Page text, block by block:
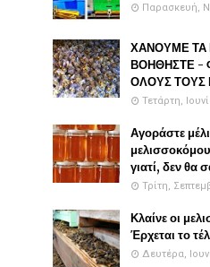
Παρασκευή,
ΧΑΝΟΥΜΕ ΤΑ
ΒΟΗΘΗΣΤΕ -
ΟΛΟΥΣ ΤΟΥΣ
Τετάρτη,
Αγοράστε
γιατί, δεν θα
Τρίτη,
Κλαίνε οι
Έρχεται το
Δευτέρα,